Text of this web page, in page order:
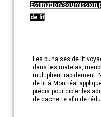
Estimation/Soumission
de lit
Les punaises de lit
dans les matelas,
multiplient rapidement.
de lit à Montréal
précis pour cibler les
de cachette afin de